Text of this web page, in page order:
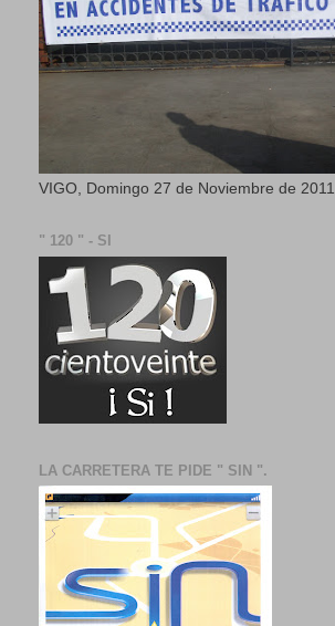
VIGO, Domingo 27 de Noviembre de 2011
" 120 " - SI
LA CARRETERA TE PIDE " SIN ".